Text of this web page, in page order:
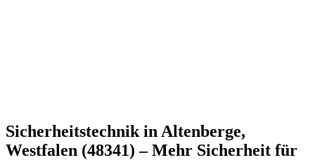
Sicherheitstechnik in Altenberge,
Westfalen (48341) – Mehr Sicherheit für